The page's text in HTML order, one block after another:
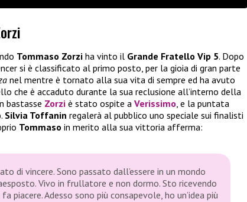
Tommaso Zorzi ha vinto il Grande Fratello Vip 5. Dopo
si è classificato al primo posto, per la gioia di gran parte
nel mentre è tornato alla sua vita di sempre ed ha avuto
che è accaduto durante la sua reclusione all’interno della
bastasse Zorzi è stato ospite a Verissimo, e la puntata
Silvia Toffanin regalerà al pubblico uno speciale sui finalisti
Tommaso in merito alla sua vittoria afferma:
di vincere. Sono passato dall’essere in un mondo
Vivo in frullatore e non dormo. Sto ricevendo
piacere. Adesso sono più consapevole, ho un’idea più